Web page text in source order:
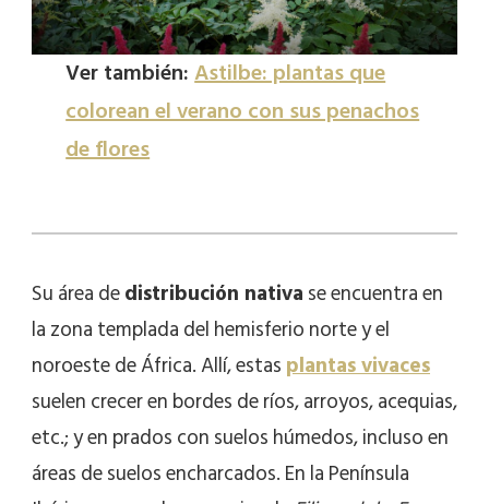
Ver también:Astilbe: plantas que
colorean el verano con sus penachos
de flores
Su área dedistribución nativase encuentra en
la zona templada del hemisferio norte y el
noroeste de África. Allí, estasplantas vivaces
suelen crecer en bordes de ríos, arroyos, acequias,
etc.; y en prados con suelos húmedos, incluso en
áreas de suelos encharcados. En la Península